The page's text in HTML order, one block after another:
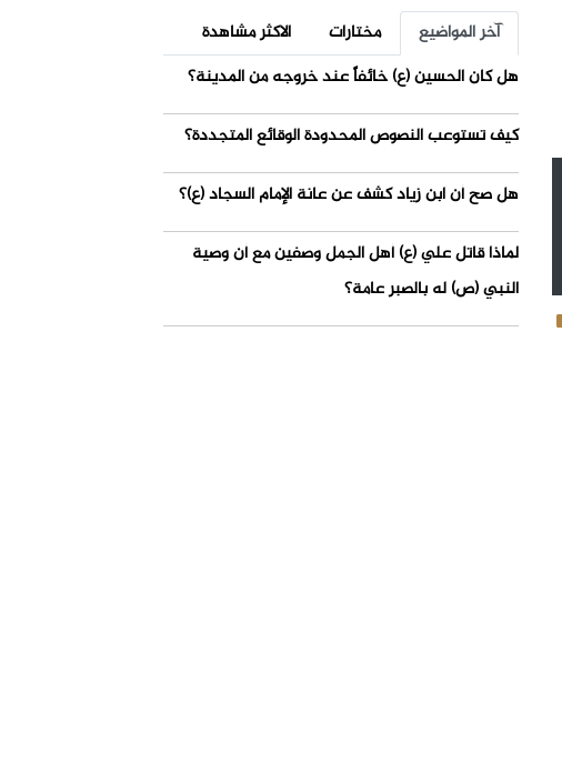
آخر المواضيع مختارات
الاكثر مشاهدة
هل كان الحسين (ع) خائفاً عند خروجه من المدينة؟
كيف تستوعب النصوص المحدودة الوقائع المتجددة؟
هل صح أن ابن زياد كشف عن عانة الإمام السجاد (ع)؟
لماذا قاتل علي (ع) أهل الجمل وصفين مع أن وصية
النبي (ص) له بالصبر عامة؟